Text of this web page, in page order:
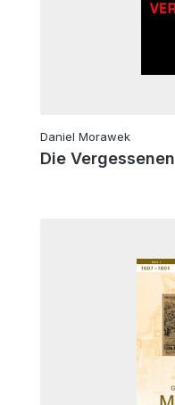
Daniel Morawek
Die Vergessenen